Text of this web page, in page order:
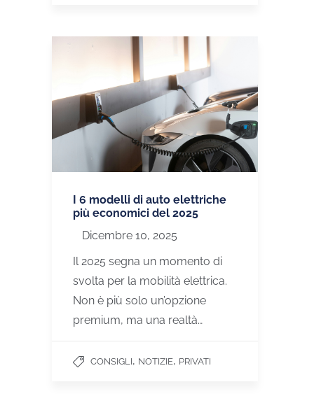
I 6 modelli di auto elettriche
più economici del 2025
Dicembre 10, 2025
Il 2025 segna un momento di
svolta per la mobilità elettrica.
Non è più solo un’opzione
premium, ma una realtà…
CONSIGLI, NOTIZIE, PRIVATI